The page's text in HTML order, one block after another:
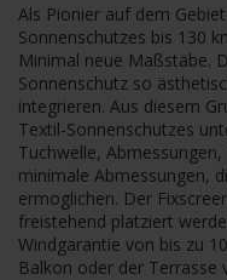
Als Pionier auf dem
Sonnenschutzes bis 130
Minimal neue Maßstäbe.
Sonnenschutz so
integrieren. Aus diesem
Textil-Sonnenschutzes
Tuchwelle,
minimale Abmessungen,
ermoglichen. Der
freistehend platziert
Windgarantie von bis zu
Balkon oder der Terrasse